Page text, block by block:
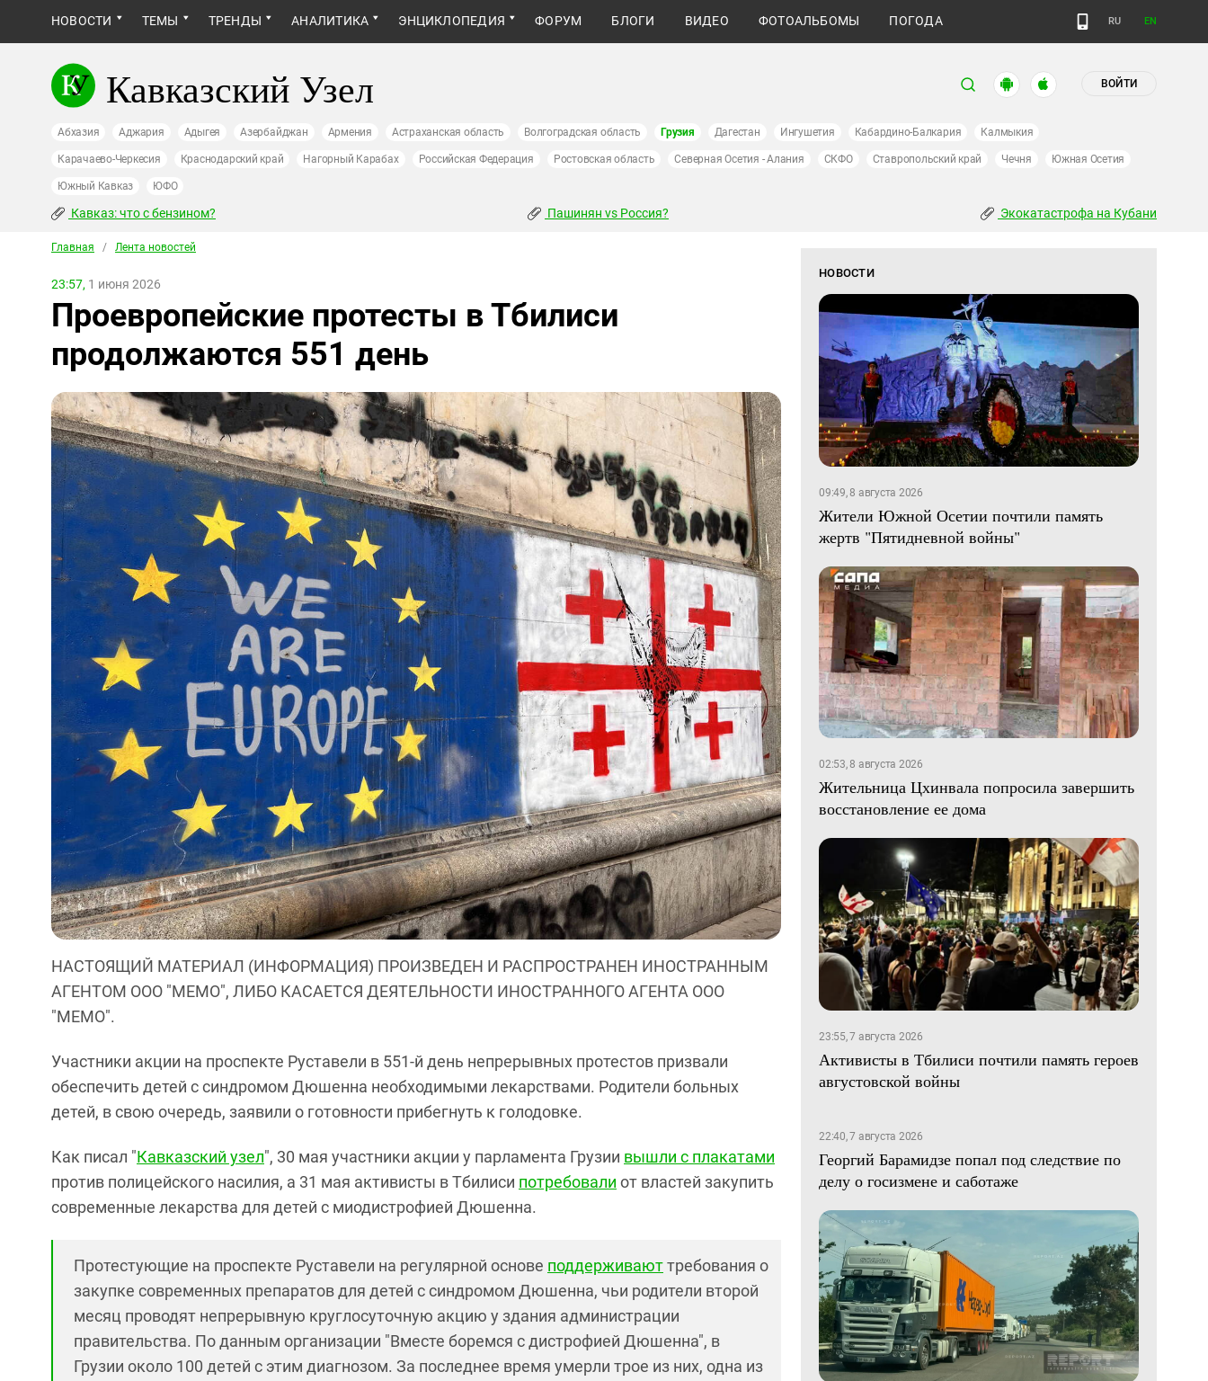
НОВОСТИ ТЕМЫ ТРЕНДЫ АНАЛИТИКА ЭНЦИКЛОПЕДИЯ ФОРУМ БЛОГИ ВИДЕО ФОТОАЛЬБОМЫ ПОГОДА RU EN
Кавказский Узел ВОЙТИ
Абхазия Аджария Адыгея Азербайджан Армения Астраханская область Волгоградская область Грузия Дагестан Ингушетия Кабардино-Балкария Калмыкия
Карачаево-Черкесия Краснодарский край Нагорный Карабах Российская Федерация Ростовская область Северная Осетия - Алания СКФО Ставропольский край Чечня Южная Осетия
Южный Кавказ ЮФО
Кавказ: что с бензином? Пашинян vs Россия? Экокатастрофа на Кубани
Главная / Лента новостей
23:57, 1 июня 2026
Проевропейские протесты в Тбилиси
продолжаются 551 день
НАСТОЯЩИЙ МАТЕРИАЛ (ИНФОРМАЦИЯ) ПРОИЗВЕДЕН И РАСПРОСТРАНЕН ИНОСТРАННЫМ
АГЕНТОМ ООО "МЕМО", ЛИБО КАСАЕТСЯ ДЕЯТЕЛЬНОСТИ ИНОСТРАННОГО АГЕНТА ООО
"МЕМО".
Участники акции на проспекте Руставели в 551-й день непрерывных протестов призвали
обеспечить детей с синдромом Дюшенна необходимыми лекарствами. Родители больных
детей, в свою очередь, заявили о готовности прибегнуть к голодовке.
Как писал "Кавказский узел", 30 мая участники акции у парламента Грузии вышли с плакатами
против полицейского насилия, а 31 мая активисты в Тбилиси потребовали от властей закупить
современные лекарства для детей с миодистрофией Дюшенна.
Протестующие на проспекте Руставели на регулярной основе поддерживаюттребования о
закупке современных препаратов для детей с синдромом Дюшенна, чьи родители второй
месяц проводят непрерывную круглосуточную акцию у здания администрации
правительства. По данным организации "Вместе боремся с дистрофией Дюшенна", в
Грузии около 100 детей с этим диагнозом. За последнее время умерли трое из них, одна из
НОВОСТИ
09:49, 8 августа 2026
Жители Южной Осетии почтили память
жертв "Пятидневной войны"
02:53, 8 августа 2026
Жительница Цхинвала попросила завершить
восстановление ее дома
23:55, 7 августа 2026
Активисты в Тбилиси почтили память героев
августовской войны
22:40, 7 августа 2026
Георгий Барамидзе попал под следствие по
делу о госизмене и саботаже